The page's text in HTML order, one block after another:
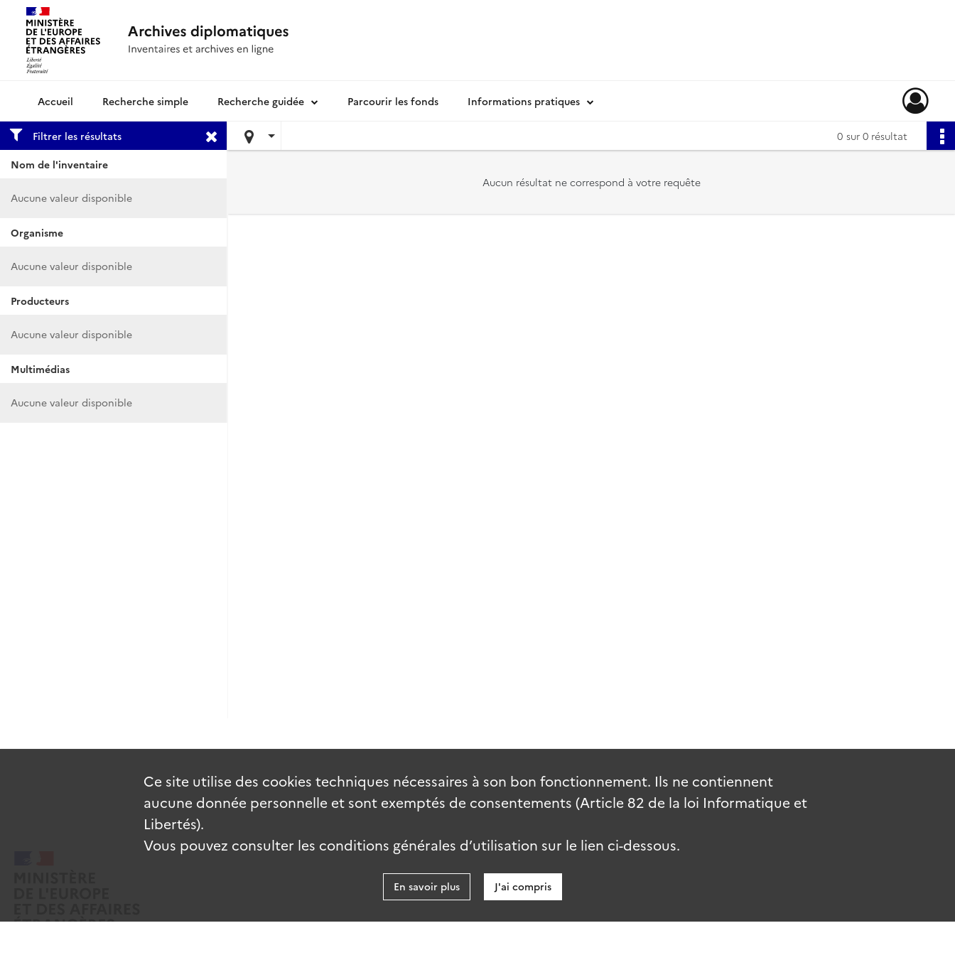
Archives diplomatiquesRecherche simple Recherche guidée Parcourir les fonds Informations pratiques
Filtrer les résultats
Nom de l'inventaire
Aucune valeur disponible
Organisme
Aucune valeur disponible
Producteurs
Aucune valeur disponible
Multimédias
Aucune valeur disponible
0 sur 0 résultat
Aucun résultat ne correspond à votre requête
Ce site utilise des cookies techniques nécessaires à son bon fonctionnement. Ils ne contiennent
aucune donnée personnelle et sont exemptés de consentements (Article 82 de la loi Informatique et
Libertés).
Vous pouvez consulter les conditions générales d’utilisation sur le lien ci-dessous.
En savoir plus J'ai compris